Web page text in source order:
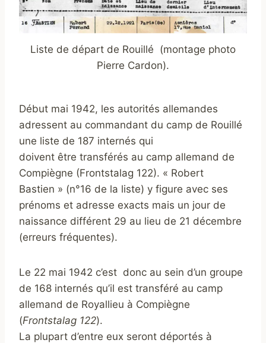
Liste de départ de Rouillé (montage photo
Pierre Cardon).
Début mai 1942, les autorités allemandes
adressent au commandant du camp de Rouillé
une liste de 187 internés qui
doivent être transférés au camp allemand de
Compiègne (Frontstalag 122). « Robert
Bastien » (n°16 de la liste) y figure avec ses
prénoms et adresse exacts mais un jour de
naissance différent 29 au lieu de 21 décembre
(erreurs fréquentes).
Le 22 mai 1942 c’est donc au sein d’un groupe
de 168 internés qu’il est transféré au camp
allemand de Royallieu à Compiègne
(Frontstalag 122).
La plupart d’entre eux seront déportés à